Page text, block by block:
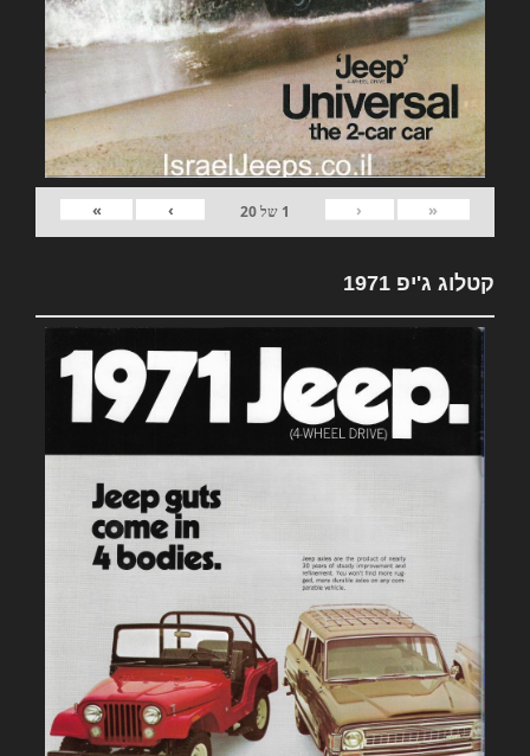
«
‹
1 של20
›
»
קטלוג ג'יפ 1971